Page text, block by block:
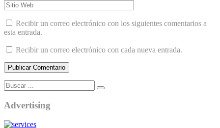
Recibir un correo electrónico con los siguientes comentarios a
esta entrada.
Recibir un correo electrónico con cada nueva entrada.
Advertising